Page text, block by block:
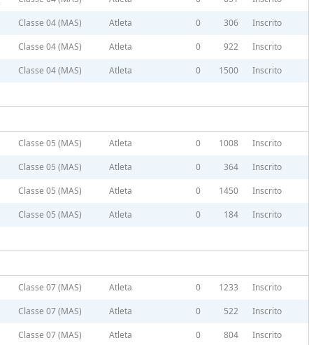
Classe 04 (MAS) Atleta 0 306
Inscrito
Classe 04 (MAS) Atleta 0 922
Inscrito
Classe 04 (MAS) Atleta 0 1500
Inscrito
Classe 05 (MAS) Atleta 0 1008
Inscrito
Classe 05 (MAS) Atleta 0 364
Inscrito
Classe 05 (MAS) Atleta 0 1450
Inscrito
Classe 05 (MAS) Atleta 0 184
Inscrito
Classe 07 (MAS) Atleta 0 1233
Inscrito
Classe 07 (MAS) Atleta 0 522
Inscrito
Classe 07 (MAS) Atleta 0 804
Inscrito